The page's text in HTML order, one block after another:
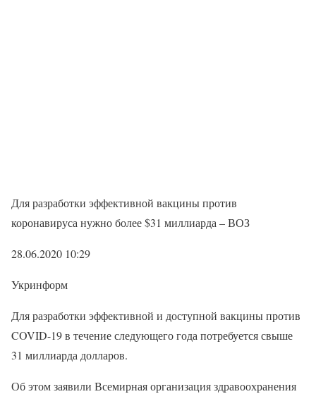
Для разработки эффективной вакцины против
коронавируса нужно более $31 миллиарда – ВОЗ
28.06.2020 10:29
Укринформ
Для разработки эффективной и доступной вакцины против
COVID-19 в течение следующего года потребуется свыше
31 миллиарда долларов.
Об этом заявили Всемирная организация здравоохранения